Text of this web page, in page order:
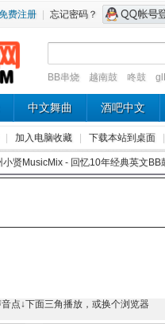
费注册 忘记密码？
BB串烧 越南鼓 咚鼓
中文舞曲 酒吧中文
加入电脑收藏 下载本站到桌面
小贤MusicMix - 回忆10年经典英文
点↓下面三角播放，或换个浏览器